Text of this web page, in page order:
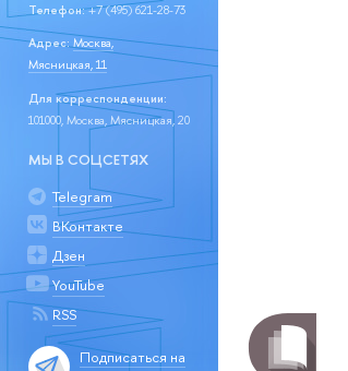
Телефон:+7 (495) 621-28-73
Адрес: Москва,
Мясницкая, 11
Для корреспонденции:
101000, Москва, Мясницкая, 20
МЫ В СОЦСЕТЯХ
Telegram
ВКонтакте
Дзен
YouTube
RSS
Подписаться на